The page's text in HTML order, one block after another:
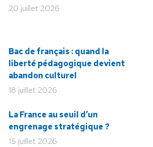
20 juillet 2026
Bac de français : quand la
liberté pédagogique devient
abandon culturel
18 juillet 2026
La France au seuil d’un
engrenage stratégique ?
15 juillet 2026